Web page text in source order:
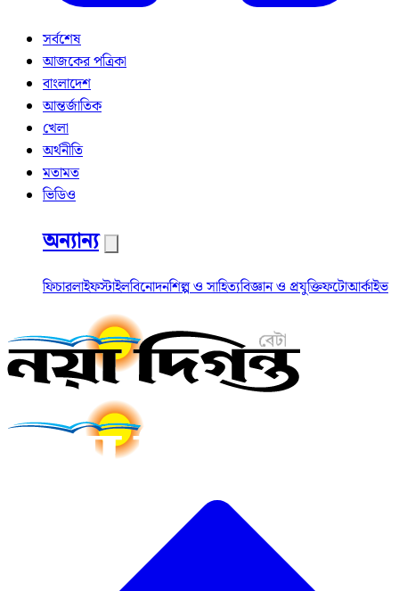
সর্বশেষ
আজকের পত্রিকা
বাংলাদেশ
আন্তর্জাতিক
খেলা
অর্থনীতি
মতামত
ভিডিও
অন্যান্য
ফিচারলাইফস্টাইলবিনোদনশিল্প ও সাহিত্যবিজ্ঞান ও প্রযুক্তিফটোআর্কাইভ